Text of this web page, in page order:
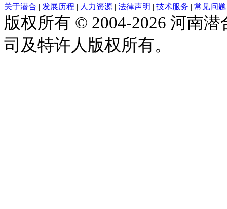
关于潜合 | 发展历程 | 人力资源 | 法律声明 | 技术服务 | 常见问题
版权所有 © 2004-2026 河南
司及特许人版权所有。